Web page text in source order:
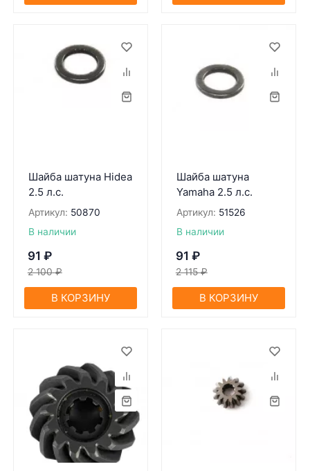
Шaйбa шaтунa Hidea
2.5 л.с.
Артикул: 50870
В наличии
91 ₽
2 100 ₽
В КОРЗИНУ
Шaйбa шaтунa
Yamaha 2.5 л.с.
Артикул: 51526
В наличии
91 ₽
2 115 ₽
В КОРЗИНУ